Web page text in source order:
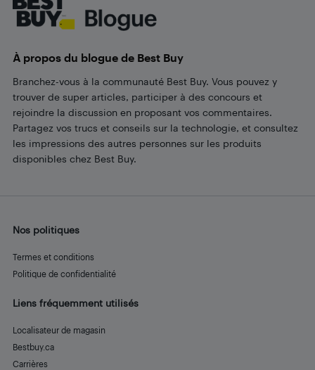
À propos du blogue de Best Buy
Branchez-vous à la communauté Best Buy. Vous pouvez y
trouver de super articles, participer à des concours et
rejoindre la discussion en proposant vos commentaires.
Partagez vos trucs et conseils sur la technologie, et consultez
les impressions des autres personnes sur les produits
disponibles chez Best Buy.
Nos politiques
Termes et conditions
Politique de confidentialité
Liens fréquemment utilisés
Localisateur de magasin
Bestbuy.ca
Carrières